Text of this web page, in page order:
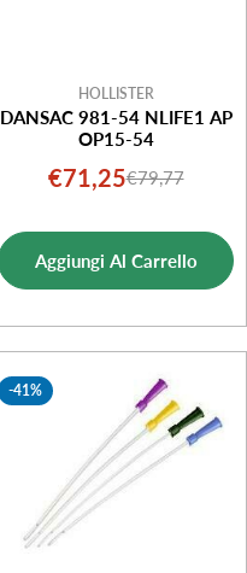
HOLLISTER
DANSAC 981-54 NLIFE1 AP
OP15-54
Prezzo
vendita
€71,25Prezzo
€79,77
Aggiungi Al Carrello
-41%